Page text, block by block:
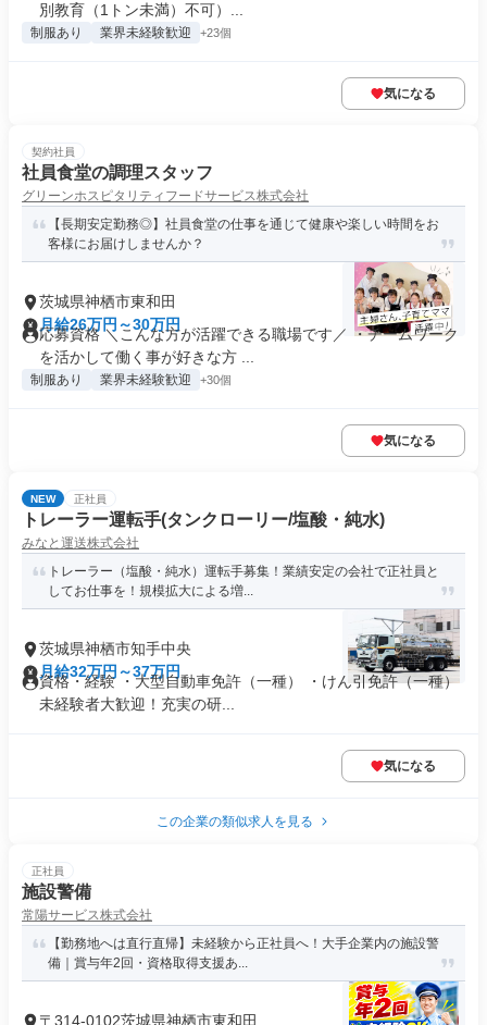
別教育（1トン未満）不可）...
制服あり 業界未経験歓迎 +23個
気になる
契約社員
社員食堂の調理スタッフ
グリーンホスピタリティフードサービス株式会社
【長期安定勤務◎】社員食堂の仕事を通じて健康や楽しい時間をお
客様にお届けしませんか？
茨城県神栖市東和田
月給26万円～30万円
応募資格 ＼こんな方が活躍できる職場です／ ・チームワーク
を活かして働く事が好きな方 ...
制服あり 業界未経験歓迎 +30個
気になる
NEW 正社員
トレーラー運転手(タンクローリー/塩酸・純水)
みなと運送株式会社
トレーラー（塩酸・純水）運転手募集！業績安定の会社で正社員と
してお仕事を！規模拡大による増...
茨城県神栖市知手中央
月給32万円～37万円
資格・経験 ・大型自動車免許（一種） ・けん引免許（一種）
未経験者大歓迎！充実の研...
気になる
この企業の類似求人を見る
正社員
施設警備
常陽サービス株式会社
【勤務地へは直行直帰】未経験から正社員へ！大手企業内の施設警
備｜賞与年2回・資格取得支援あ...
〒314-0102茨城県神栖市東和田